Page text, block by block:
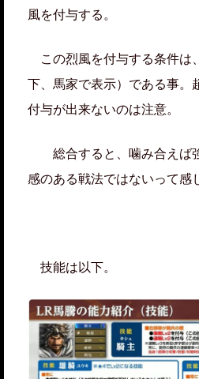
風を付与する。
この烈風を付与する条件は
下、馬家で表示）である事。
付与が出来ないのは注意。
総合すると、噛み合えば
感のある戦法ではないって感
技能は以下。